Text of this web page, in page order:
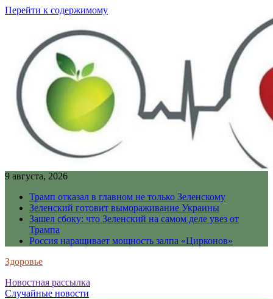
Перейти к содержимому
9 августа, 2026
Трамп отказал в главном не только Зеленскому
Зеленский готовит вымораживание Украины
Зашел сбоку: что Зеленский на самом деле увез от
Трампа
Россия наращивает мощность залпа «Цирконов»
Здоровье
Новостная рассылка
Случайные новости